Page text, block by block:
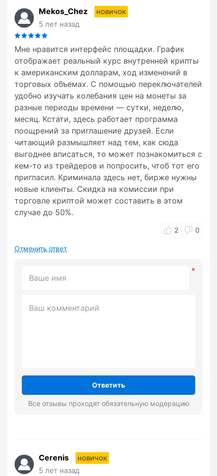
Mekos_Chez
новичок
5 лет назад
Мне нравится интерфейс площадки. График
отображает реальный курс внутренней крипты
к американским долларам, ход изменений в
торговых объемах. С помощью переключателей
удобно изучать колебания цен на монеты за
разные периоды времени — сутки, неделю,
месяц. Кстати, здесь работает программа
поощрений за приглашение друзей. Если
читающий размышляет над тем, как сюда
выгоднее вписаться, то может познакомиться с
кем-то из трейдеров и попросить, чтоб тот его
пригласил. Криминала здесь нет, бирже нужны
новые клиенты. Скидка на комиссии при
торговле криптой может составить в этом
случае до 50%.
Отменить ответ
Ответить
Все отзывы проходят обязательную модерацию
2 0
Cerenis
новичок
5 лет назад